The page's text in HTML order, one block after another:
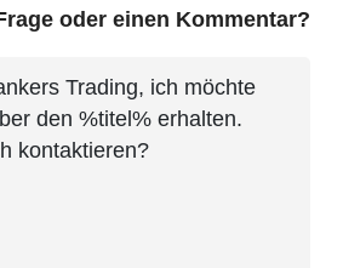
oder einen Kommentar?